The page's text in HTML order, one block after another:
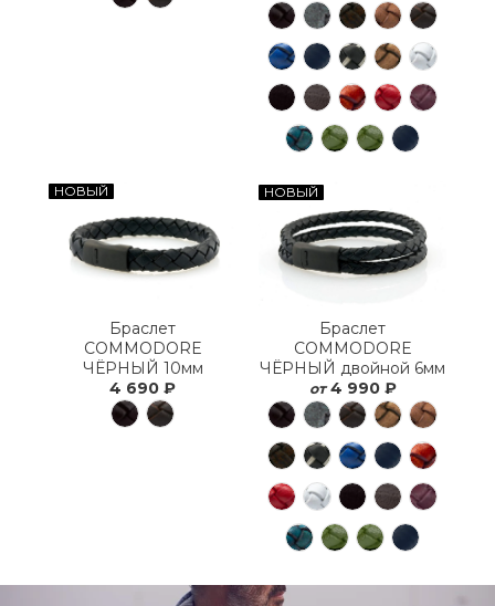
НОВЫЙ
Браслет
COMMODORE
ЧЁРНЫЙ 10мм
4 690 ₽
НОВЫЙ
Браслет
COMMODORE
ЧЁРНЫЙ двойной 6мм
от 4 990 ₽